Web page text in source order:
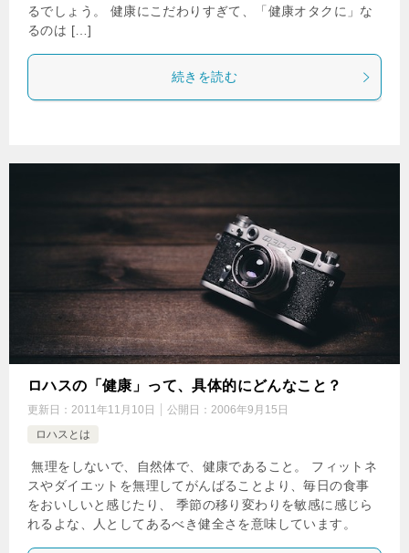
るでしょう。 健康にこだわりすぎて、「健康オタクに」な
るのは […]
続きを読む
ロハスの「健康」って、具体的にどんなこと？
更新日： 2011年11月10日 公開日： 2006年9月15日
ロハスとは
無理をしないで、自然体で、健康であること。 フィットネ
スやダイエットを無理してがんばることより、毎日の食事
をおいしいと感じたり、 季節の移り変わりを敏感に感じら
れるよな、人としてあるべき健全さを意味しています。